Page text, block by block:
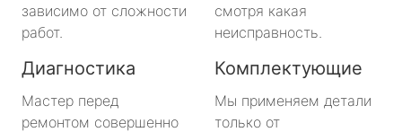
зависимо от сложности
работ.
смотря какая
неисправность.
Диагностика
Мастер перед
ремонтом совершенно
Комплектующие
Мы применяем детали
только от